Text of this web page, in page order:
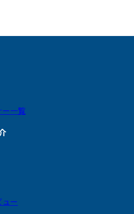
ー一覧
ー